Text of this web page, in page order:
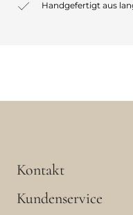
Handgefertigt aus
Kontakt
Kundenservice